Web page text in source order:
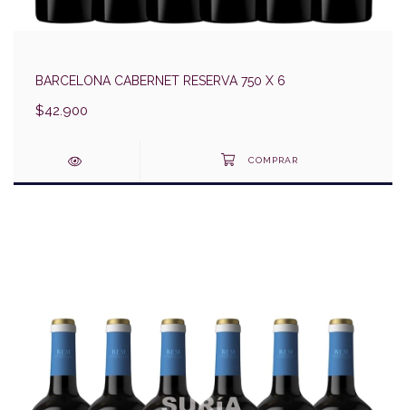
BARCELONA CABERNET RESERVA 750 X 6
$42.900